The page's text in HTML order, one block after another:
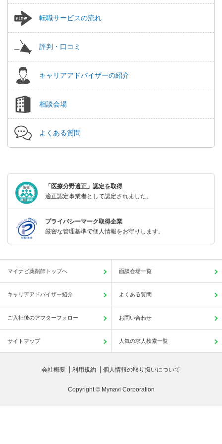
転職サービスの流れ
評判・口コミ
キャリアアドバイザーの紹介
相談会場
よくある質問
「医療分野適正」認定を取得
適正認定事業者として認定されました。
プライバシーマーク取得企業
厳密な管理基準で個人情報をお守りします。
マイナビ薬剤師トップへ 面談会場一覧
キャリアアドバイザー紹介 よくある質問
ご入社後のアフターフォロー お問い合わせ
サイトマップ 人気の求人検索一覧
会社概要 利用規約 個人情報の取り扱いについて
Copyright © Mynavi Corporation